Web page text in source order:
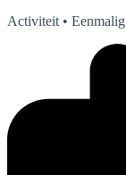
Activiteit • Eenmalig